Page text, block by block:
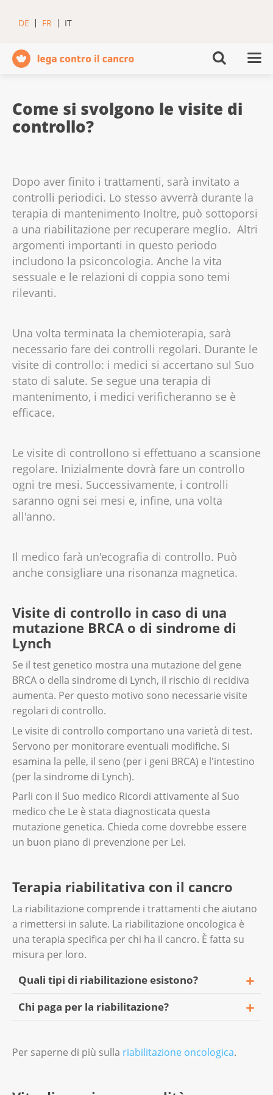
DE FR IT
Come si svolgono le visite di
controllo?
Dopo aver finito i trattamenti, sarà invitato a
controlli periodici. Lo stesso avverrà durante la
terapia di mantenimento Inoltre, può sottoporsi
a una riabilitazione per recuperare meglio. Altri
argomenti importanti in questo periodo
includono la psiconcologia. Anche la vita
sessuale e le relazioni di coppia sono temi
rilevanti.
Una volta terminata la chemioterapia, sarà
necessario fare dei controlli regolari. Durante le
visite di controllo: i medici si accertano sul Suo
stato di salute. Se segue una terapia di
mantenimento, i medici verificheranno se è
efficace.
Le visite di controllono si effettuano a scansione
regolare. Inizialmente dovrà fare un controllo
ogni tre mesi. Successivamente, i controlli
saranno ogni sei mesi e, infine, una volta
all'anno.
Il medico farà un'ecografia di controllo. Può
anche consigliare una risonanza magnetica.
‌Visite di controllo‌‌ ‌in caso di‌ ‌‌una‌‌
mutazione BRCA ‌‌‌‌o di ‌‌‌‌sindrome di
Lynch
Se il test genetico mostra una mutazione del gene
BRCA o della sindrome di Lynch, il rischio di recidiva
aumenta. Per questo motivo sono necessarie visite
regolari di controllo.
Le visite di controllo comportano una varietà di test.
Servono per monitorare eventuali modifiche. Si
esamina la pelle, il seno (per i geni BRCA) e l'intestino
(per la sindrome di Lynch).
Parli con il Suo medico Ricordi attivamente al Suo
medico che Le è stata diagnosticata questa
mutazione genetica. Chieda come dovrebbe essere
un buon piano di prevenzione per Lei.
Terapia riabilitativa con il cancro
La riabilitazione comprende i trattamenti che aiutano
a rimettersi in salute. La riabilitazione oncologica è
una terapia specifica per chi ha il cancro. È fatta su
misura per loro.
Quali tipi di riabilitazione esistono?
La riabilitazione richiede settimane di
ricovero. Può anche fissare appuntamenti
Chi paga per la riabilitazione?
copre i costi della riabilitazione. La
Per saperne di più sulla riabilitazione oncologica.